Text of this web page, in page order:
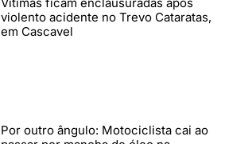
violento acidente no Trevo Cataratas,
em Cascavel
Por outro ângulo: Motociclista cai ao